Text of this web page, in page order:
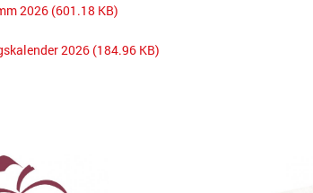
2026 (601.18 KB)
2026 (184.96 KB)